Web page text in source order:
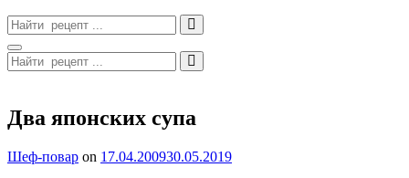
Search
for:
Search
Search
for:
Два японских супа
By
Шеф-повар on 17.04.200930.05.2019